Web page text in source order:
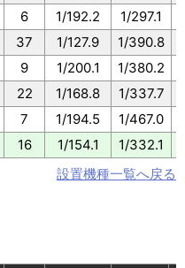
6 1/192.2
1/297.1
37 1/127.9
1/390.8
9 1/200.1
1/380.2
22 1/168.8
1/337.7
7 1/194.5
1/467.0
16 1/154.1
1/332.1
設置機種一覧へ戻る